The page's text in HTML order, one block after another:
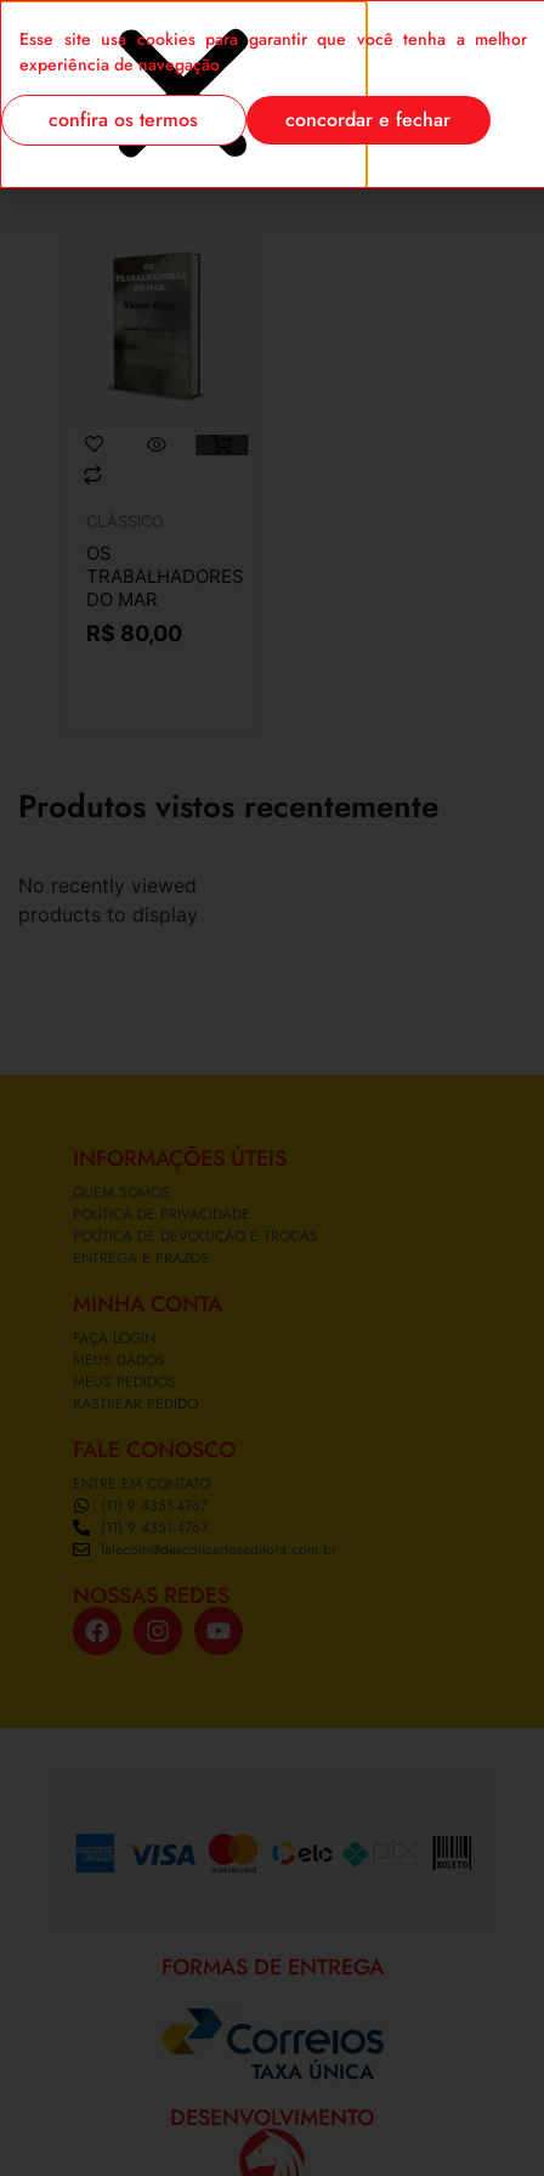
0
CLÁSSICO
OS
TRABALHADORES
DO MAR
R$ 80,00
Produtos vistos recentemente
No recently viewed
products to display
INFORMAÇÕES ÚTEIS
QUEM SOMOS
POLÍTICA DE PRIVACIDADE
POLÍTICA DE DEVOLUÇÃO E TROCAS
ENTREGA E PRAZOS
MINHA CONTA
FAÇA LOGIN
MEUS DADOS
MEUS PEDIDOS
RASTREAR PEDIDO
FALE CONOSCO
ENTRE EM CONTATO
(11) 9 4351-4767
(11) 9 4351-4767
falecom@desconcertoseditora.com.br
NOSSAS REDES
FORMAS DE ENTREGA
TAXA ÚNICA
DESENVOLVIMENTO
Esse site usa cookies para garantir que você tenha a melhor
experiência de navegação
confira os termos concordar e fechar